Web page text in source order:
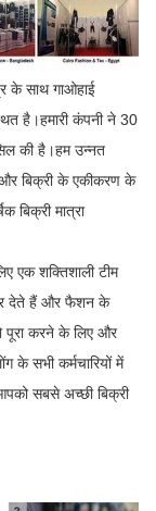
के साथ गाओहाई
है।हमारी कंपनी ने 30
की है।हम उन्नत
बिक्री के एकीकरण के
बिक्री मात्रा
एक शक्तिशाली टीम
देते हैं और फैशन के
पूरा करने के लिए और
के सभी कर्मचारियों में
सबसे अच्छी बिक्री